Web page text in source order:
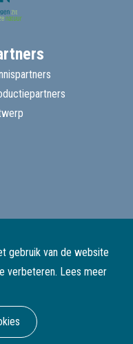
gebruik van de website
verbeteren. Lees meer